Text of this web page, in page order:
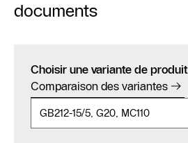
documents
Choisir une variante de produit
Comparaison des variantes